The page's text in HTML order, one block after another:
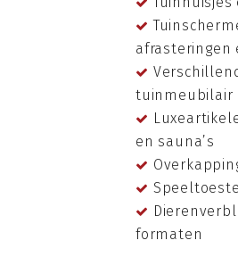
afrasteringen
tuinmeubilair
en sauna’s
formaten